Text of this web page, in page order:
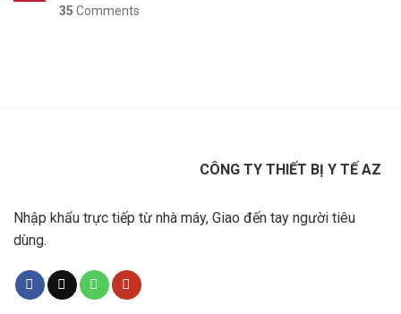
35 Comments
CÔNG TY THIẾT BỊ Y TẾ AZ
Nhập khẩu trực tiếp từ nhà máy, Giao đến tay người tiêu
dùng.